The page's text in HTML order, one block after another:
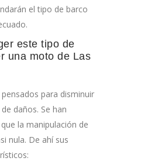
el tipo de barco
este tipo de
una moto de Las
para disminuir
daños. Se han
la manipulación de
nula. De ahí sus